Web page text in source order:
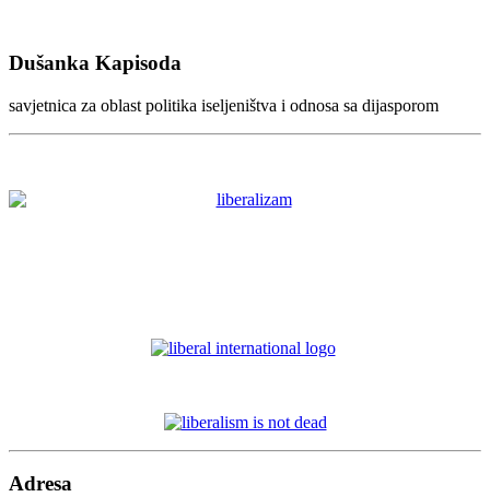
Dušanka Kapisoda
savjetnica za oblast politika iseljeništva i odnosa sa dijasporom
Adresa